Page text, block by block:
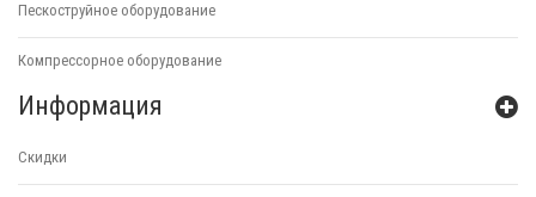
Пескоструйное оборудование
Компрессорное оборудование
Информация
Скидки